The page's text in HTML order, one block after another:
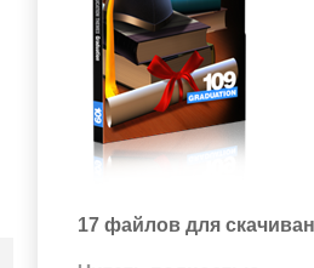
17 файлов для